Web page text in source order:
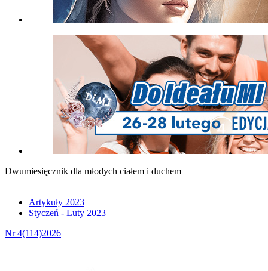
Dwumiesięcznik dla młodych ciałem i duchem
Artykuły 2023
Styczeń - Luty 2023
Nr 4(114)2026